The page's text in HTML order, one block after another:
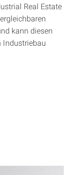
Real Estate
kann diesen
Industriebau